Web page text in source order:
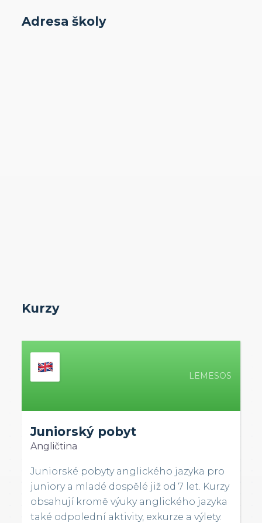
Adresa školy
Kurzy
LEMESOS
Juniorský pobyt
Angličtina
Juniorské pobyty anglického jazyka pro
juniory a mladé dospělé již od 7 let. Kurzy
obsahují kromě výuky anglického jazyka
také odpolední aktivity, exkurze a výlety.